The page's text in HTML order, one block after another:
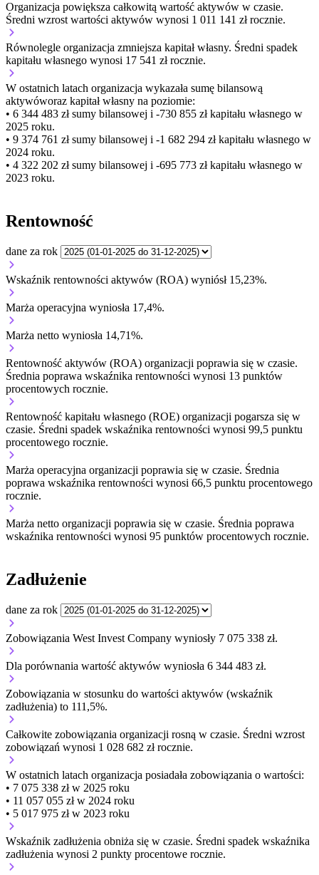
Organizacja powiększa całkowitą wartość aktywów w czasie.
Średni wzrost wartości aktywów wynosi 1 011 141 zł rocznie.
Równolegle organizacja zmniejsza kapitał własny. Średni spadek
kapitału własnego wynosi 17 541 zł rocznie.
W ostatnich latach organizacja wykazała sumę bilansową
aktywóworaz kapitał własny na poziomie:
• 6 344 483 złsumy bilansowej i -730 855 zł kapitału własnego w
2025 roku.
• 9 374 761 złsumy bilansowej i -1 682 294 zł kapitału własnego w
2024 roku.
• 4 322 202 złsumy bilansowej i -695 773 zł kapitału własnego w
2023 roku.
Rentowność
dane za rok
Wskaźnik rentowności aktywów (ROA) wyniósł 15,23%.
Marża operacyjna wyniosła 17,4%.
Marża netto wyniosła 14,71%.
Rentowność aktywów (ROA) organizacji poprawia się w czasie.
Średnia poprawa wskaźnika rentowności wynosi 13 punktów
procentowych rocznie.
Rentowność kapitału własnego (ROE) organizacji pogarsza się w
czasie. Średni spadek wskaźnika rentowności wynosi 99,5 punktu
procentowego rocznie.
Marża operacyjna organizacji poprawia się w czasie. Średnia
poprawa wskaźnika rentowności wynosi 66,5 punktu procentowego
rocznie.
Marża netto organizacji poprawia się w czasie. Średnia poprawa
wskaźnika rentowności wynosi 95 punktów procentowych rocznie.
Zadłużenie
dane za rok
Zobowiązania West Invest Company wyniosły 7 075 338 zł.
Dla porównania wartość aktywów wyniosła 6 344 483 zł.
Zobowiązania w stosunku do wartości aktywów (wskaźnik
zadłużenia) to 111,5%.
Całkowite zobowiązania organizacji rosną w czasie. Średni wzrost
zobowiązań wynosi 1 028 682 zł rocznie.
W ostatnich latach organizacja posiadała zobowiązania o wartości:
• 7 075 338 zł w 2025 roku
• 11 057 055 zł w 2024 roku
• 5 017 975 zł w 2023 roku
Wskaźnik zadłużenia obniża się w czasie. Średni spadek wskaźnika
zadłużenia wynosi 2 punkty procentowe rocznie.